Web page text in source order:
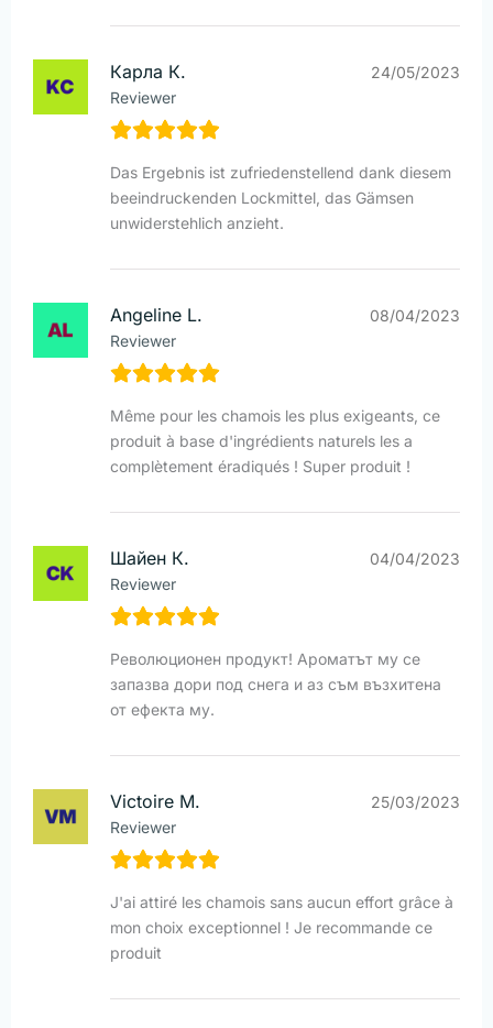
Карла К.
Reviewer
24/05/2023
Das Ergebnis ist zufriedenstellend dank diesem
beeindruckenden Lockmittel, das Gämsen
unwiderstehlich anzieht.
Angeline L.
Reviewer
08/04/2023
Même pour les chamois les plus exigeants, ce
produit à base d'ingrédients naturels les a
complètement éradiqués ! Super produit !
Шайен К.
Reviewer
04/04/2023
Революционен продукт! Ароматът му се
запазва дори под снега и аз съм възхитена
от ефекта му.
Victoire M.
Reviewer
25/03/2023
J'ai attiré les chamois sans aucun effort grâce à
mon choix exceptionnel ! Je recommande ce
produit